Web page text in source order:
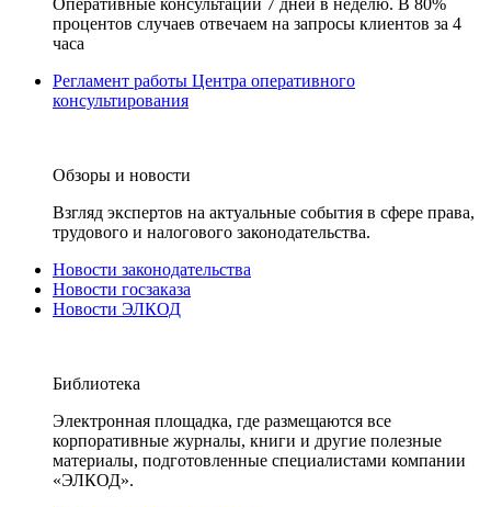
Оперативные консультации 7 дней в неделю. В 80%
процентов случаев отвечаем на запросы клиентов за 4
часа
Регламент работы Центра оперативного
консультирования
Обзоры и новости
Взгляд экспертов на актуальные события в сфере права,
трудового и налогового законодательства.
Новости законодательства
Новости госзаказа
Новости ЭЛКОД
Библиотека
Электронная площадка, где размещаются все
корпоративные журналы, книги и другие полезные
материалы, подготовленные специалистами компании
«ЭЛКОД».